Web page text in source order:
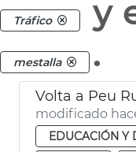
Tráfico y
mestalla .
Volta a Peu
modificado
EDUCACIÓN Y